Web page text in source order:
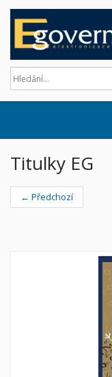
Titulky EG
← Předchozí